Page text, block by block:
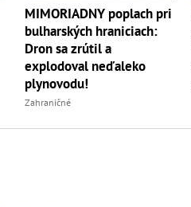
MIMORIADNY poplach pri
bulharských hraniciach:
Dron sa zrútil a
explodoval neďaleko
plynovodu!
Zahraničné